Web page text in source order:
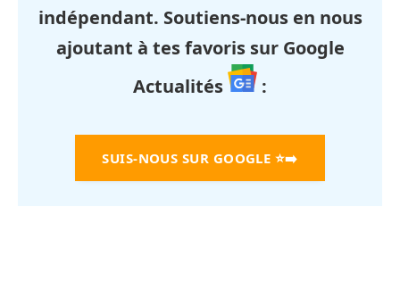
indépendant. Soutiens-nous en nous
ajoutant à tes favoris sur Google
Actualités
:
SUIS-NOUS SUR GOOGLE ⭐➡️